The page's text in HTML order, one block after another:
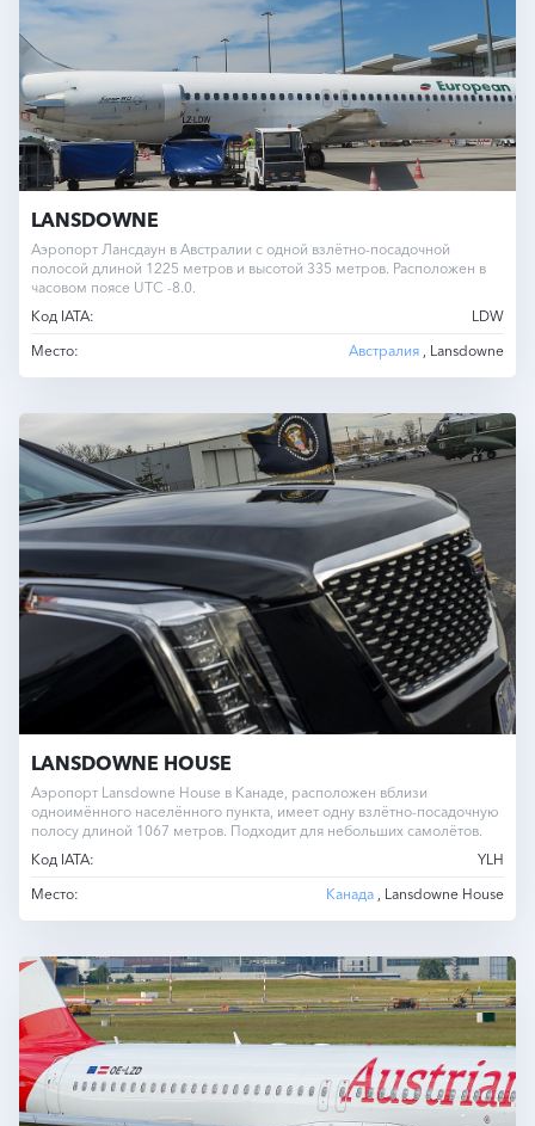
LANSDOWNE
Аэропорт Лансдаун в Австралии с одной взлётно-посадочной
полосой длиной 1225 метров и высотой 335 метров. Расположен в
часовом поясе UTC -8.0.
Код IATA:
LDW
Место:
Австралия , Lansdowne
LANSDOWNE HOUSE
Аэропорт Lansdowne House в Канаде, расположен вблизи
одноимённого населённого пункта, имеет одну взлётно-посадочную
полосу длиной 1067 метров. Подходит для небольших самолётов.
Код IATA:
YLH
Место:
Канада , Lansdowne House